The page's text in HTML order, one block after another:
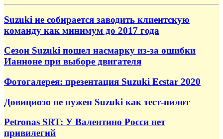
Suzuki не собирается заводить клиентскую
команду как минимум до 2017 года
Сезон Suzuki пошел насмарку из-за ошибки
Ианноне при выборе двигателя
Фотогалерея: презентация Suzuki Ecstar 2020
Довициозо не нужен Suzuki как тест-пилот
Petronas SRT: У Валентино Росси нет
привилегий